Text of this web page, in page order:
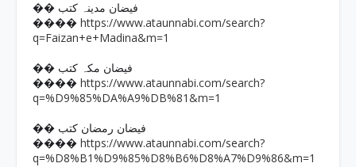
�� فیضان مدینہ کتب
���� https://www.ataunnabi.com/search?
q=Faizan+e+Madina&m=1
�� فیضان مکہ کتب
���� https://www.ataunnabi.com/search?
q=%D9%85%DA%A9%DB%81&m=1
�� فیضان رمضان کتب
���� https://www.ataunnabi.com/search?
q=%D8%B1%D9%85%D8%B6%D8%A7%D9%86&m=1